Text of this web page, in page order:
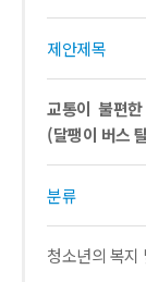
제안제목
교통이 불편
(달팽이 버스
분류
청소년의 복지